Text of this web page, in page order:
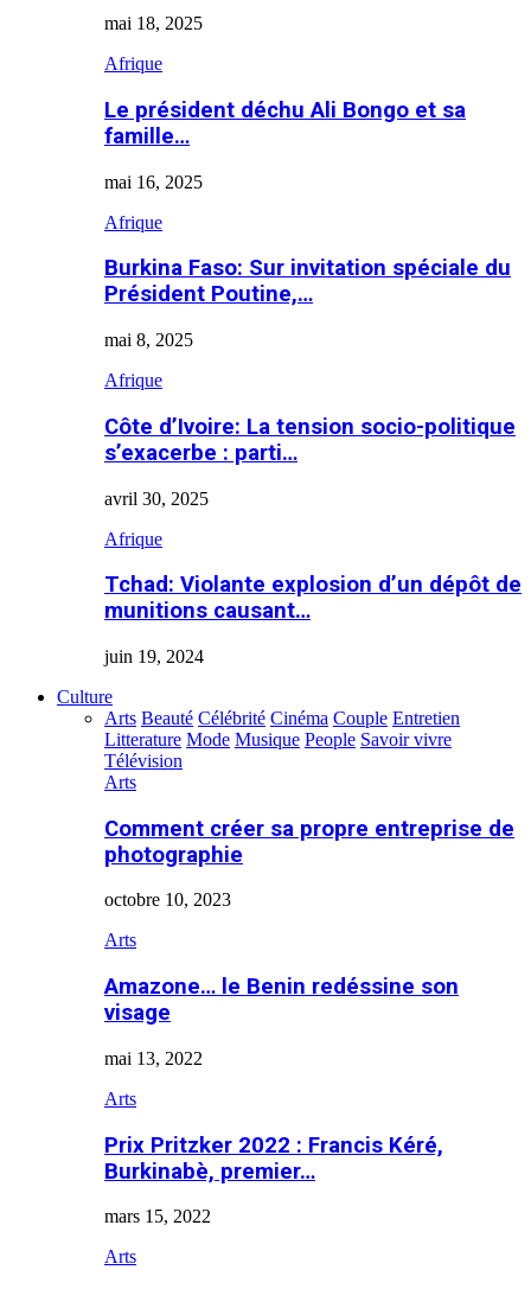
mai 18, 2025
Afrique
Le président déchu Ali Bongo et sa
famille…
mai 16, 2025
Afrique
Burkina Faso: Sur invitation spéciale du
Président Poutine,…
mai 8, 2025
Afrique
Côte d’Ivoire: La tension socio-politique
s’exacerbe : parti…
avril 30, 2025
Afrique
Tchad: Violante explosion d’un dépôt de
munitions causant…
juin 19, 2024
Culture
Arts Beauté Célébrité Cinéma Couple Entretien
Litterature Mode Musique People Savoir vivre
Télévision
Arts
Comment créer sa propre entreprise de
photographie
octobre 10, 2023
Arts
Amazone… le Benin redéssine son
visage
mai 13, 2022
Arts
Prix Pritzker 2022 : Francis Kéré,
Burkinabè, premier…
mars 15, 2022
Arts